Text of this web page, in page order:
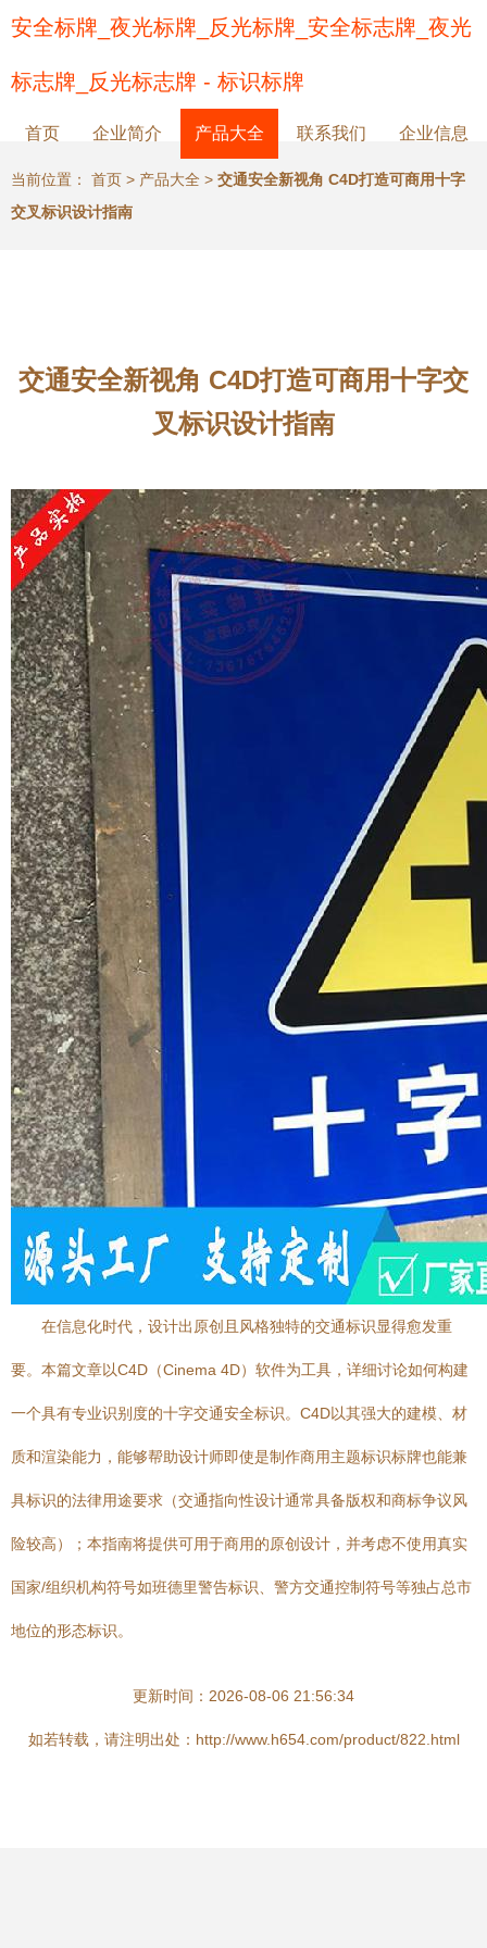
安全标牌_夜光标牌_反光标牌_安全标志牌_夜光
标志牌_反光标志牌 - 标识标牌
首页 企业简介 产品大全 联系我们 企业信息
当前位置： 首页 > 产品大全 > 交通安全新视角 C4D打造可商用十字
交叉标识设计指南
交通安全新视角 C4D打造可商用十字交
叉标识设计指南
在信息化时代，设计出原创且风格独特的交通标识显得愈发重
要。本篇文章以C4D（Cinema 4D）软件为工具，详细讨论如何构建
一个具有专业识别度的十字交通安全标识。C4D以其强大的建模、材
质和渲染能力，能够帮助设计师即使是制作商用主题标识标牌也能兼
具标识的法律用途要求（交通指向性设计通常具备版权和商标争议风
险较高）；本指南将提供可用于商用的原创设计，并考虑不使用真实
国家/组织机构符号如班德里警告标识、警方交通控制符号等独占总市
地位的形态标识。
更新时间：2026-08-06 21:56:34
如若转载，请注明出处：http://www.h654.com/product/822.html